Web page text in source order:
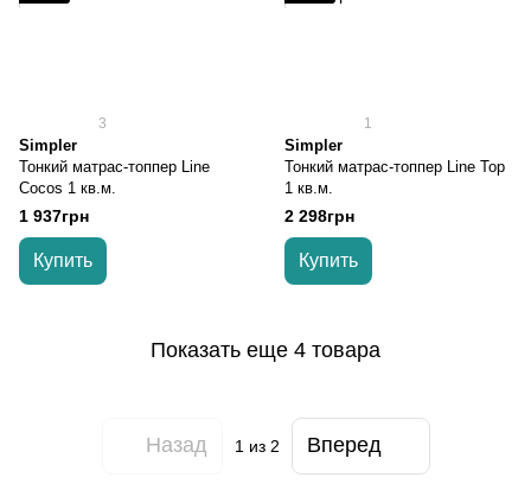
3
Simpler
Тонкий матрас-топпер Line
Cocos 1 кв.м.
1 937грн
Купить
1
Simpler
Тонкий матрас-топпер Line Top
1 кв.м.
2 298грн
Купить
Показать еще 4 товара
Назад 1 из 2 Вперед